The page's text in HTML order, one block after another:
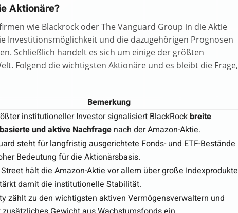
Aktionäre?
wie Blackrock oder The Vanguard Group in die Aktie
Investitionsmöglichkeit und die dazugehörigen Prognosen
Schließlich handelt es sich um einige der größten
Folgend die wichtigsten Aktionäre und es bleibt die Frage,
Bemerkung
institutioneller Investor signalisiert BlackRockbreite
und aktive Nachfrage nach der Amazon-Aktie.
steht für langfristig ausgerichtete Fonds- und ETF-Bestände
Bedeutung für die Aktionärsbasis.
hält die Amazon-Aktie vor allem über große Indexprodukte
damit die institutionelle Stabilität.
zählt zu den wichtigsten aktiven Vermögensverwaltern und